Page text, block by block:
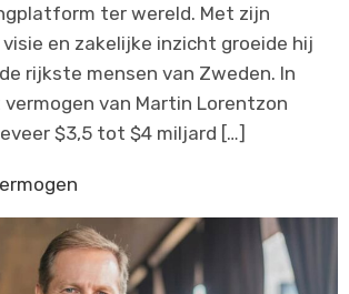
ter wereld. Met zijn
en zakelijke inzicht groeide hij
rijkste mensen van Zweden. In
van Martin Lorentzon
$3,5 tot $4 miljard […]